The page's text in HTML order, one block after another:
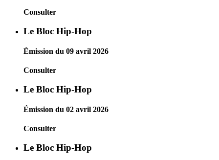
Consulter
Le Bloc Hip-Hop
Émission du 09 avril 2026
Consulter
Le Bloc Hip-Hop
Émission du 02 avril 2026
Consulter
Le Bloc Hip-Hop